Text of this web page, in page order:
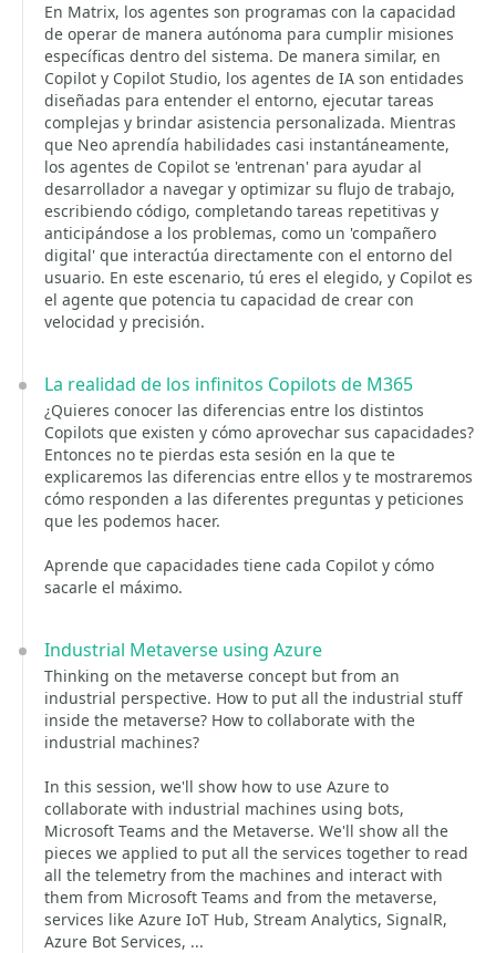
En Matrix, los agentes son programas con la capacidad
de operar de manera autónoma para cumplir misiones
específicas dentro del sistema. De manera similar, en
Copilot y Copilot Studio, los agentes de IA son entidades
diseñadas para entender el entorno, ejecutar tareas
complejas y brindar asistencia personalizada. Mientras
que Neo aprendía habilidades casi instantáneamente,
los agentes de Copilot se 'entrenan' para ayudar al
desarrollador a navegar y optimizar su flujo de trabajo,
escribiendo código, completando tareas repetitivas y
anticipándose a los problemas, como un 'compañero
digital' que interactúa directamente con el entorno del
usuario. En este escenario, tú eres el elegido, y Copilot es
el agente que potencia tu capacidad de crear con
velocidad y precisión.
La realidad de los infinitos Copilots de M365
¿Quieres conocer las diferencias entre los distintos
Copilots que existen y cómo aprovechar sus capacidades?
Entonces no te pierdas esta sesión en la que te
explicaremos las diferencias entre ellos y te mostraremos
cómo responden a las diferentes preguntas y peticiones
que les podemos hacer.
Aprende que capacidades tiene cada Copilot y cómo
sacarle el máximo.
Industrial Metaverse using Azure
Thinking on the metaverse concept but from an
industrial perspective. How to put all the industrial stuff
inside the metaverse? How to collaborate with the
industrial machines?
In this session, we'll show how to use Azure to
collaborate with industrial machines using bots,
Microsoft Teams and the Metaverse. We'll show all the
pieces we applied to put all the services together to read
all the telemetry from the machines and interact with
them from Microsoft Teams and from the metaverse,
services like Azure IoT Hub, Stream Analytics, SignalR,
Azure Bot Services, ...